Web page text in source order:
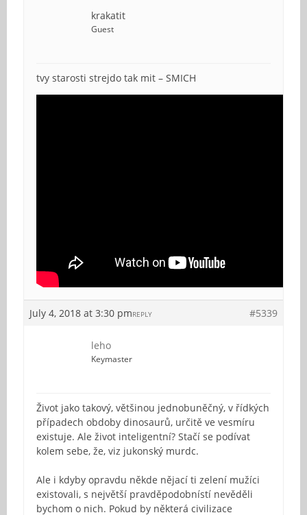
krakatit
Guest
tvy starosti strejdo tak mit – SMICH
July 4, 2018 at 3:30 pm #5339
REPLY
leho
Keymaster
Život jako takový, většinou jednobuněčný, v řídkých
případech obdoby dinosaurů, určitě ve vesmíru
existuje. Ale život inteligentní? Stačí se podívat
kolem sebe, že, viz jukonský murdc.
Ale i kdyby opravdu někde nějací ti zelení mužíci
existovali, s největší pravděpodobnístí nevěděli
bychom o nich. Pokud by některá civilizace